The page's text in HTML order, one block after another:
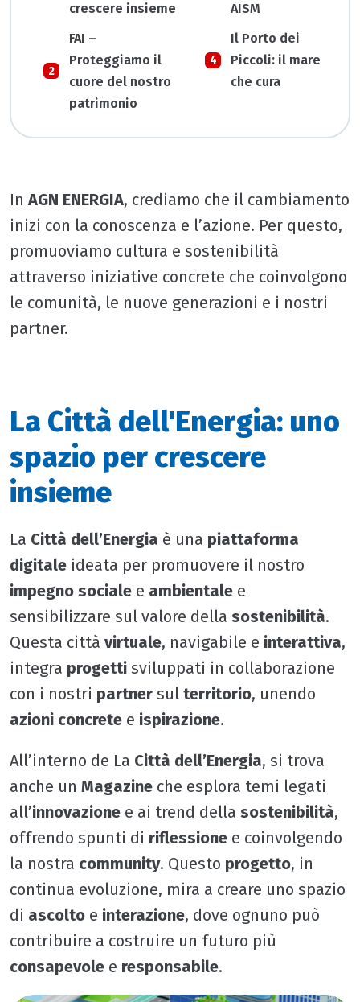
crescere insieme
FAI –
Proteggiamo il
cuore del nostro
patrimonio
AISM
Il Porto dei
Piccoli: il mare
che cura
In AGN ENERGIA, crediamo che il cambiamento
inizi con la conoscenza e l’azione. Per questo,
promuoviamo cultura e sostenibilità
attraverso iniziative concrete che coinvolgono
le comunità, le nuove generazioni e i nostri
partner.
La Città dell'Energia: uno
spazio per crescere
insieme
La Città dell’Energia è una piattaforma
digitale ideata per promuovere il nostro
impegno sociale e ambientale e
sensibilizzare sul valore della sostenibilità.
Questa città virtuale, navigabile e interattiva,
integra progetti sviluppati in collaborazione
con i nostri partner sul territorio, unendo
azioni concrete e ispirazione.
All’interno de La Città dell’Energia, si trova
anche un Magazine che esplora temi legati
all’innovazione e ai trend della sostenibilità,
offrendo spunti di riflessione e coinvolgendo
la nostra community. Questo progetto, in
continua evoluzione, mira a creare uno spazio
di ascolto e interazione, dove ognuno può
contribuire a costruire un futuro più
consapevole e responsabile.